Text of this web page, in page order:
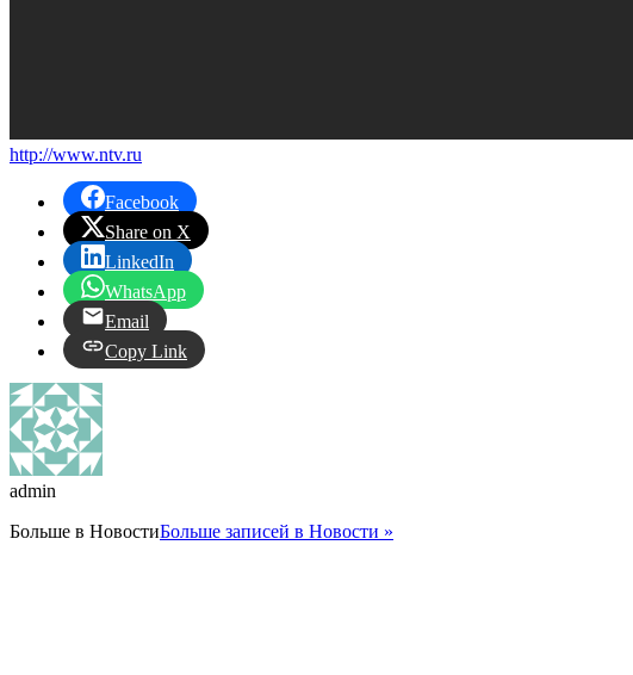
http://www.ntv.ru
Facebook
Share on X
LinkedIn
WhatsApp
Email
Copy Link
admin
Больше в НовостиБольше записей в Новости »